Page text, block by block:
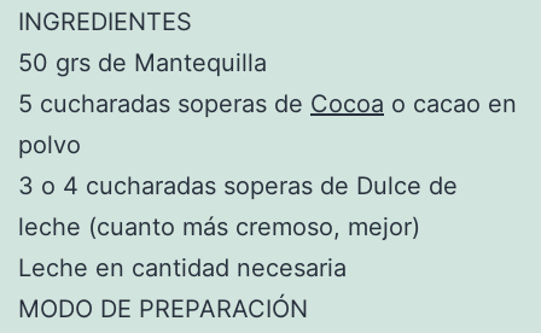
INGREDIENTES
50 grs de Mantequilla
5 cucharadas soperas de Cocoa o cacao en
polvo
3 o 4 cucharadas soperas de Dulce de
leche (cuanto más cremoso, mejor)
Leche en cantidad necesaria
MODO DE PREPARACIÓN